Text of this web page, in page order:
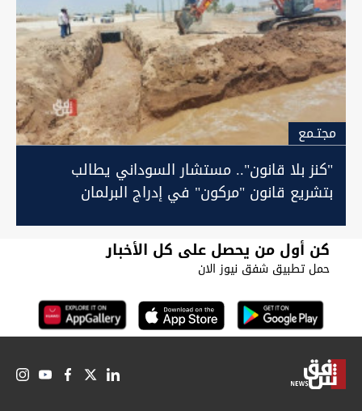
مجتـمع
"كنز بلا قانون".. مستشار السوداني يطالب
بتشريع قانون "مركون" في إدراج البرلمان
كن أول من يحصل على كل الأخبار
حمل تطبيق شفق نيوز الان